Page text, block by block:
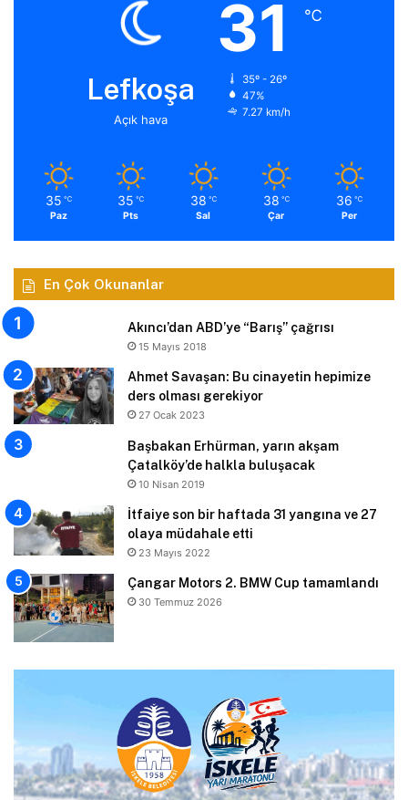
Lefkoşa
Açık hava
31 ℃
35º - 26º
47%
7.27 km/h
35 ℃
Paz
35 ℃
Pts
38 ℃
Sal
38 ℃
Çar
36 ℃
Per
En Çok Okunanlar
Akıncı’dan ABD’ye “Barış” çağrısı
15 Mayıs 2018
Ahmet Savaşan: Bu cinayetin hepimize
ders olması gerekiyor
27 Ocak 2023
Başbakan Erhürman, yarın akşam
Çatalköy’de halkla buluşacak
10 Nisan 2019
İtfaiye son bir haftada 31 yangına ve 27
olaya müdahale etti
23 Mayıs 2022
Çangar Motors 2. BMW Cup tamamlandı
30 Temmuz 2026